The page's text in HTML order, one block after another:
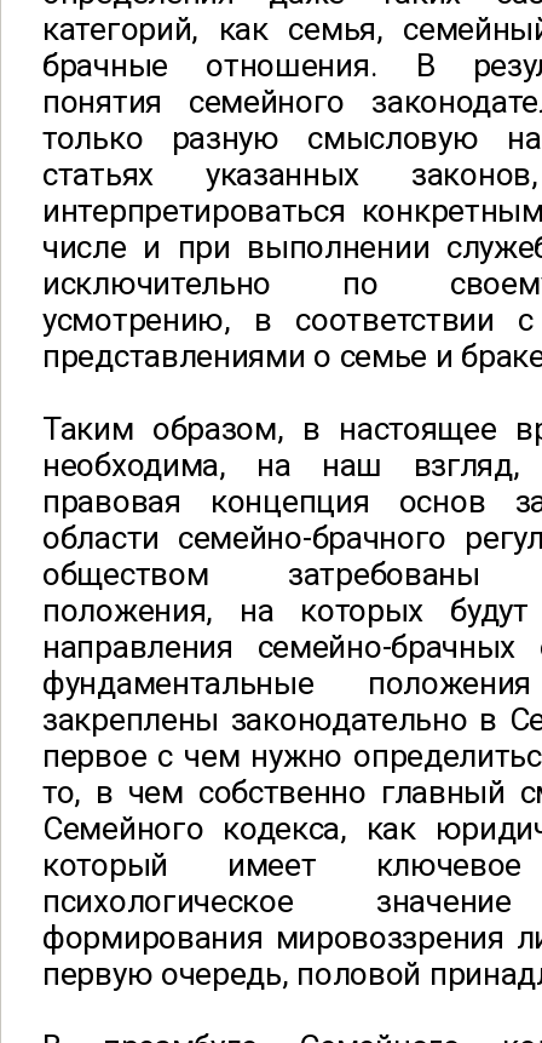
категорий, как семья,
брачные отношения. В
понятия семейного
только разную смысловую
статьях указанных
интерпретироваться
числе и при выполнении
исключительно по
усмотрению, в соответствии
представлениями о семье и
Таким образом, в настоящее
необходима, на наш взгляд,
правовая концепция основ
области семейно-брачного
обществом затребованы
положения, на которых будут
направления семейно-
фундаментальные
закреплены законодательно в
первое с чем нужно
то, в чем собственно главный
Семейного кодекса, как
который имеет
психологическое
формирования мировоззрения
первую очередь, половой